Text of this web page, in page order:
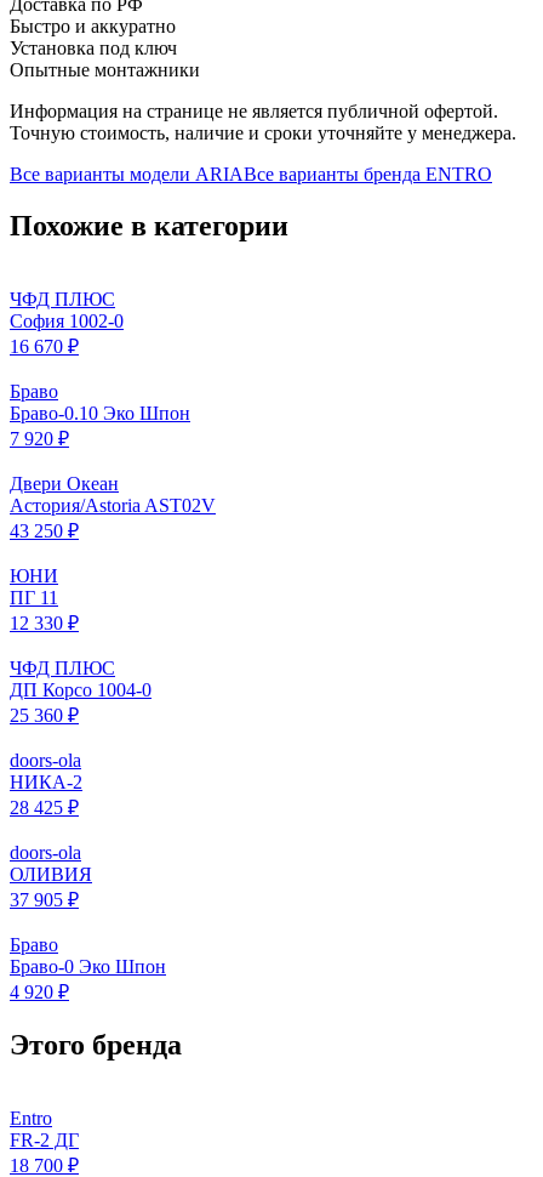
Доставка по РФ
Быстро и аккуратно
Установка под ключ
Опытные монтажники
Информация на странице не является публичной офертой.
Точную стоимость, наличие и сроки уточняйте у менеджера.
Все варианты модели ARIAВсе варианты бренда ENTRO
Похожие в категории
ЧФД ПЛЮС
София 1002-0
16 670 ₽
Браво
Браво-0.10 Эко Шпон
7 920 ₽
Двери Океан
Астория/Astoria AST02V
43 250 ₽
ЮНИ
ПГ 11
12 330 ₽
ЧФД ПЛЮС
ДП Корсо 1004-0
25 360 ₽
doors-ola
НИКА-2
28 425 ₽
doors-ola
ОЛИВИЯ
37 905 ₽
Браво
Браво-0 Эко Шпон
4 920 ₽
Этого бренда
Entro
FR-2 ДГ
18 700 ₽